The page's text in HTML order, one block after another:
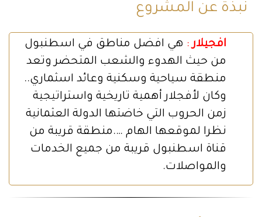
نبذة عن المشروع
افجيلار: هي افضل مناطق في اسطنبول
من حيث الهدوء والشعب المتحضر وتعد
منطقة سياحية وسكنية وعائد اسثماري..
وكان لأفجلار أهمية تاريخية واستراتيجية
زمن الحروب التي خاضتها الدولة العثمانية
نظرا لموقعها الهام ….منطقة قريبة من
قناة اسطنبول قريبة من جميع الخدمات
والمواصلات.